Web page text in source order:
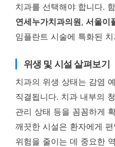
치과를 선택해야 합니다.
연세누가치과의원, 서울이
임플란트 시술에 특화된
위생 및 시설 살펴보기
치과의 위생 상태는 감염
직결됩니다. 치과 내부의
관리 상태 등을 꼼꼼하게
깨끗한 시설은 환자에게
위험을 줄이는 데 중요한